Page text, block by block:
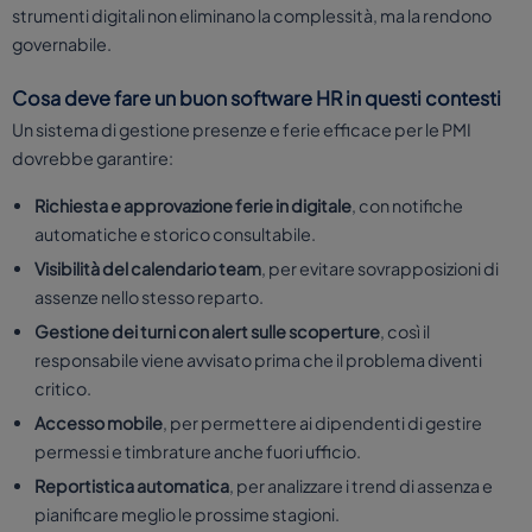
strumenti digitali non eliminano la complessità, ma la rendono
governabile.
Cosa deve fare un buon software HR in questi contesti
Un sistema di gestione presenze e ferie efficace per le PMI
dovrebbe garantire:
Richiesta e approvazione ferie in digitale, con notifiche
automatiche e storico consultabile.
Visibilità del calendario team, per evitare sovrapposizioni di
assenze nello stesso reparto.
Gestione dei turni con alert sulle scoperture, così il
responsabile viene avvisato prima che il problema diventi
critico.
Accesso mobile, per permettere ai dipendenti di gestire
permessi e timbrature anche fuori ufficio.
Reportistica automatica, per analizzare i trend di assenza e
pianificare meglio le prossime stagioni.